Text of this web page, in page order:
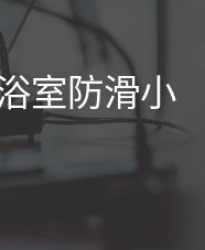
室防滑小